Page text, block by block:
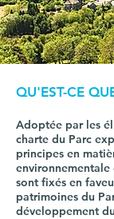
QU'EST-CE
Adoptée par les
charte du Parc
principes en
sont fixés en
patrimoines du
développement